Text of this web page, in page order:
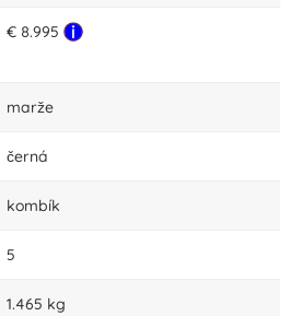
€ 8.995
marže
černá
kombík
5
1.465 kg